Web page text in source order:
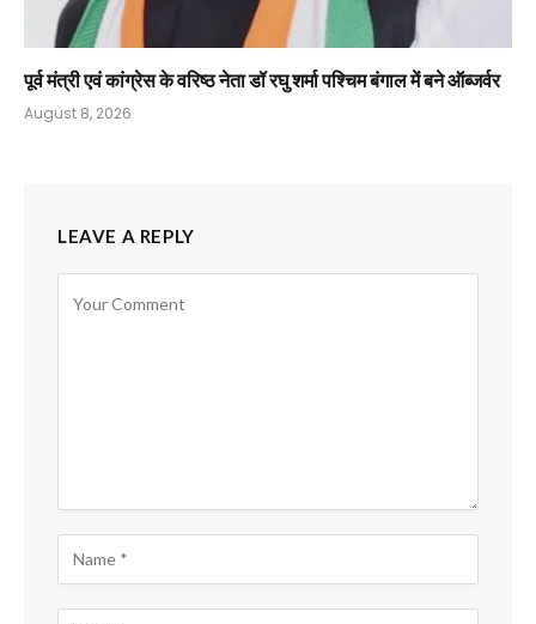
पूर्व मंत्री एवं कांग्रेस के वरिष्ठ नेता डॉ रघु शर्मा पश्चिम बंगाल में बने ऑब्जर्वर
August 8, 2026
LEAVE A REPLY